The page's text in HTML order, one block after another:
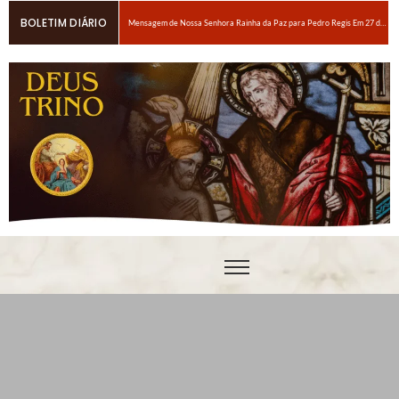
BOLETIM DIÁRIO
6 maneiras fáceis de orar se você estiver espiritualmente cansado
Oração para obter um amor ardente a Nosso Senhor Jesus Cristo
Em breve, grandes provações!Nossa Senhora Rainha do Rosário e da paz para Edson Glauber em 29 de novembro de 2020
Pedro – Escolha sempre a porta estreita